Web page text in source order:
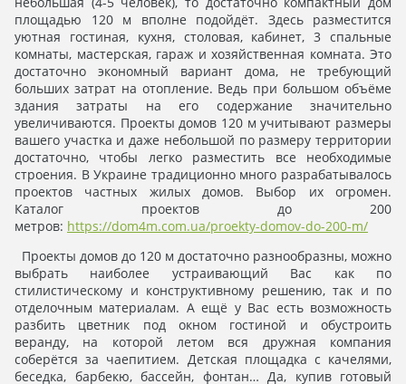
площадью 120 м вполне подойдёт. Здесь разместится
уютная гостиная, кухня, столовая, кабинет, 3 спальные
комнаты, мастерская, гараж и хозяйственная комната. Это
достаточно экономный вариант дома, не требующий
больших затрат на отопление. Ведь при большом объёме
здания затраты на его содержание значительно
увеличиваются. Проекты домов 120 м учитывают размеры
вашего участка и даже небольшой по размеру территории
достаточно, чтобы легко разместить все необходимые
строения. В Украине традиционно много разрабатывалось
проектов частных жилых домов. Выбор их огромен.
Каталог проектов до 200
метров: https://dom4m.com.ua/proekty-domov-do-200-m/
Проекты домов до 120 м достаточно разнообразны, можно
выбрать наиболее устраивающий Вас как по
стилистическому и конструктивному решению, так и по
отделочным материалам. А ещё у Вас есть возможность
разбить цветник под окном гостиной и обустроить
веранду, на которой летом вся дружная компания
соберётся за чаепитием. Детская площадка с качелями,
беседка, барбекю, бассейн, фонтан… Да, купив готовый